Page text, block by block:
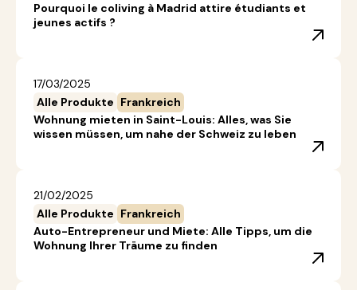
Pourquoi le coliving à Madrid attire étudiants et
jeunes actifs ?
17/03/2025
Alle Produkte Frankreich
Wohnung mieten in Saint-Louis: Alles, was Sie
wissen müssen, um nahe der Schweiz zu leben
21/02/2025
Alle Produkte Frankreich
Auto-Entrepreneur und Miete: Alle Tipps, um die
Wohnung Ihrer Träume zu finden